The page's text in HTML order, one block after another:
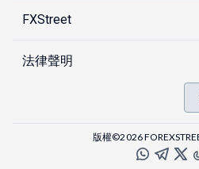
FXStreet
法律聲明
版權©2026